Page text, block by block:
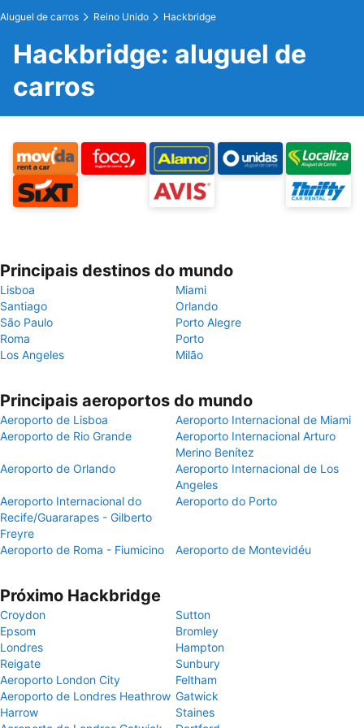
Aluguel de carros Reino Unido Hackbridge
Hackbridge: aluguel de
carros
Principais destinos do mundo
Lisboa
Miami
Santiago
Orlando
São Paulo
Porto Alegre
Roma
Porto
Los Angeles
Milão
Principais aeroportos do mundo
Aeroporto de Lisboa
Aeroporto Internacional de Miami
Aeroporto de Rio Grande
Aeroporto Internacional Arturo
Merino Benítez
Aeroporto de Orlando
Aeroporto Internacional de Los
Angeles
Aeroporto Internacional do
Recife/Guararapes - Gilberto
Freyre
Aeroporto do Porto
Aeroporto de Roma - Fiumicino Aeroporto de Montevidéu
Próximo Hackbridge
Croydon
Sutton
Epsom
Bromley
Londres
Hampton
Reigate
Sunbury
Aeroporto London City
Feltham
Aeroporto de Londres Heathrow Gatwick
Harrow
Staines